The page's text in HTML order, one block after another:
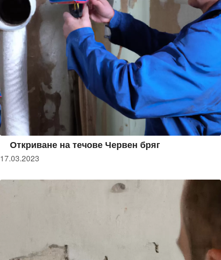
Откриване на течове Червен бряг
17.03.2023